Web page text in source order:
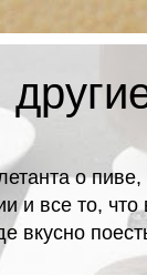
о
и все то,
вкусно